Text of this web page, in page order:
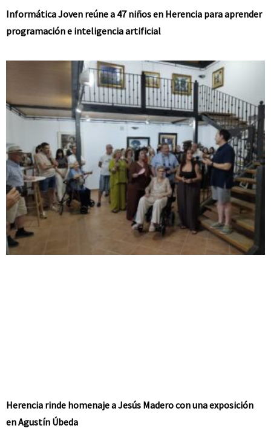
Informática Joven reúne a 47 niños en Herencia para aprender
programación e inteligencia artificial
Herencia rinde homenaje a Jesús Madero con una exposición
en Agustín Úbeda